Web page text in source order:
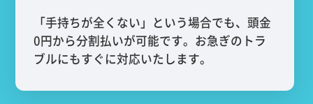
「手持ちが全くない」という場合でも、頭金
0円から分割払いが可能です。お急ぎのトラ
ブルにもすぐに対応いたします。